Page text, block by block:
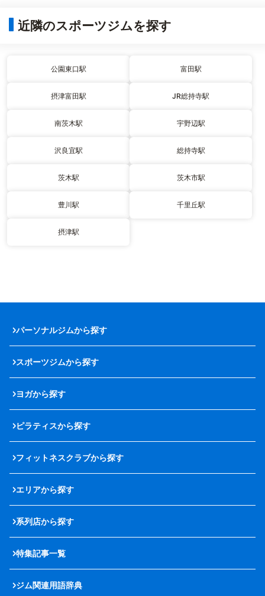
近隣のスポーツジムを探す
公園東口駅 富田駅
摂津富田駅 JR総持寺駅
南茨木駅 宇野辺駅
沢良宜駅 総持寺駅
茨木駅 茨木市駅
豊川駅 千里丘駅
摂津駅
パーソナルジムから探す
スポーツジムから探す
ヨガから探す
ピラティスから探す
フィットネスクラブから探す
エリアから探す
系列店から探す
特集記事一覧
ジム関連用語辞典